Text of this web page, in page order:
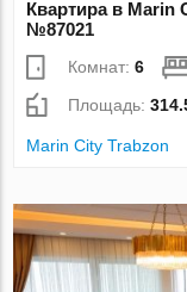
Квартира в Marin
№87021
Комнат:6
Площадь:
Marin City Trabzon